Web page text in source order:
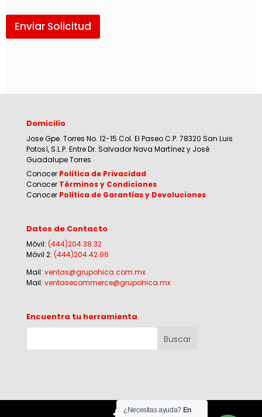
Enviar Solicitud
Domicilio
Jose Gpe. Torres No. 12-15 Col. El Paseo C.P. 78320 San Luis
Potosí, S.L.P. Entre Dr. Salvador Nava Martínez y José
Guadalupe Torres
Conocer Política de Privacidad
Conocer Términos y Condiciones
Conocer Política de Garantías y Devoluciones
Datos de Contacto
Móvil: (444)204.38.32
Móvil 2: (444)204.42.96
Mail: ventas@grupohica.com.mx
Mail: ventasecommerce@grupohica.mx
Encuentra tu herramienta
¿Necesitas ayuda? En